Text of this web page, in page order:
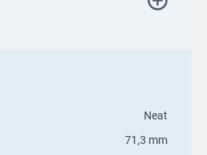
Neat
71,3 mm